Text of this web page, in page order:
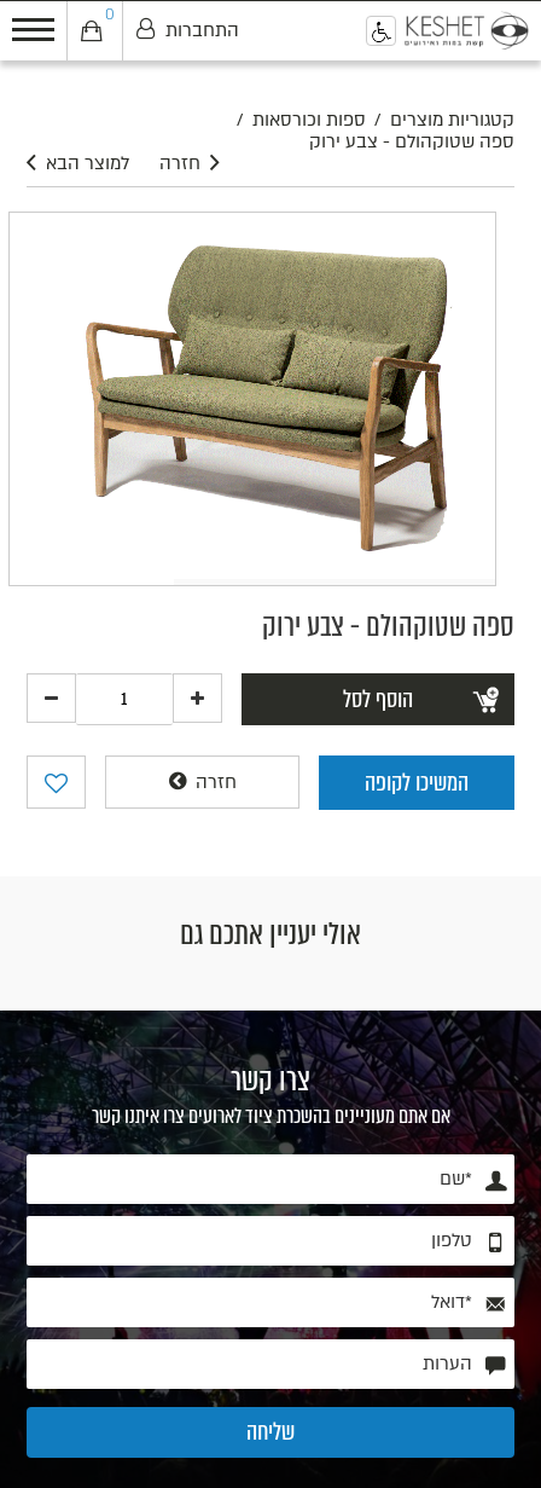
0
התחברות
קטגוריות מוצרים / ספות וכורסאות /
ספה שטוקהולם - צבע ירוק
למוצר הבא
חזרה
ספה שטוקהולם - צבע ירוק
הוסף לסל
המשיכו לקופה חזרה
אולי יעניין אתכם גם
צרו קשר
אם אתם מעוניינים בהשכרת ציוד לארועים צרו איתנו קשר